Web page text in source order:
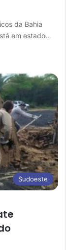
da Bahia
em estado…
Sudoeste